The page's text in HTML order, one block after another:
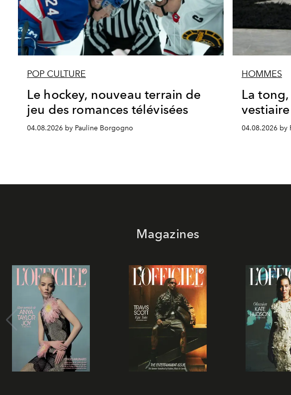
POP CULTURE
Le hockey, nouveau terrain de
jeu des romances télévisées
04.08.2026 by Pauline Borgogno
HOMMES
La
04.08.2026 by
Magazines